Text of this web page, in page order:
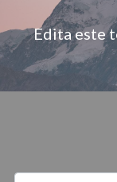
Edita este